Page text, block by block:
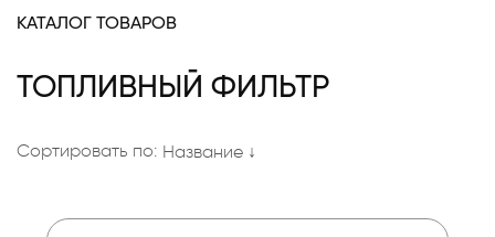
КАТАЛОГ ТОВАРОВ
ТОПЛИВНЫЙ ФИЛЬТР
Сортировать по: Название ↓